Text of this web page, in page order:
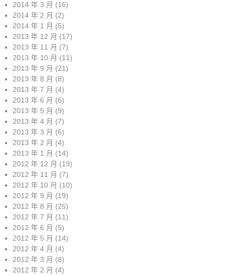
2014 年 3 月 (16)
2014 年 2 月 (2)
2014 年 1 月 (5)
2013 年 12 月 (17)
2013 年 11 月 (7)
2013 年 10 月 (11)
2013 年 9 月 (21)
2013 年 8 月 (8)
2013 年 7 月 (4)
2013 年 6 月 (6)
2013 年 5 月 (9)
2013 年 4 月 (7)
2013 年 3 月 (6)
2013 年 2 月 (4)
2013 年 1 月 (14)
2012 年 12 月 (19)
2012 年 11 月 (7)
2012 年 10 月 (10)
2012 年 9 月 (19)
2012 年 8 月 (25)
2012 年 7 月 (11)
2012 年 6 月 (5)
2012 年 5 月 (14)
2012 年 4 月 (4)
2012 年 3 月 (8)
2012 年 2 月 (4)